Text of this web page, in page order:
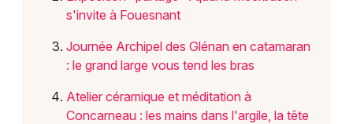
s'invite à Fouesnant
Journée Archipel des Glénan en catamaran
: le grand large vous tend les bras
Atelier céramique et méditation à
Concarneau : les mains dans l'argile, la tête